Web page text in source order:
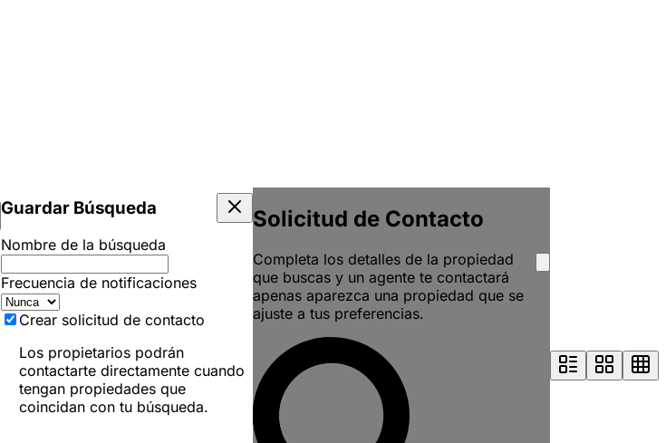
Guardar Búsqueda
Nombre de la búsqueda
Frecuencia de notificaciones
Crear solicitud de contacto
Los propietarios podrán
contactarte directamente cuando
tengan propiedades que
coincidan con tu búsqueda.
Solicitud de Contacto
Completa los detalles de la propiedad
que buscas y un agente te contactará
apenas aparezca una propiedad que se
ajuste a tus preferencias.